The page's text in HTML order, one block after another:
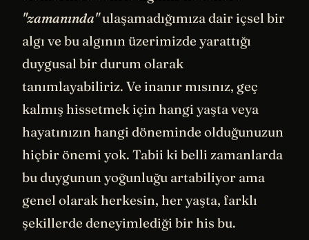
"zamanında"ulaşamadığımıza dair içsel bir
algı ve bu algının üzerimizde yarattığı
duygusal bir durum olarak
tanımlayabiliriz. Ve inanır mısınız, geç
kalmış hissetmek için hangi yaşta veya
hayatınızın hangi döneminde olduğunuzun
hiçbir önemi yok. Tabii ki belli zamanlarda
bu duygunun yoğunluğu artabiliyor ama
genel olarak herkesin, her yaşta, farklı
şekillerde deneyimlediği bir his bu.